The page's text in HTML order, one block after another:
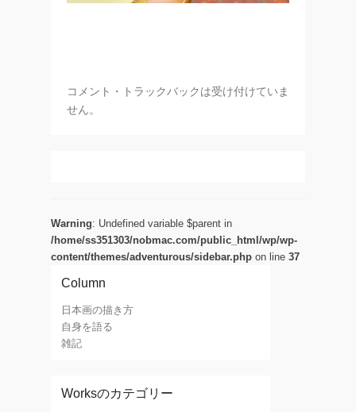
コメント・トラックバックは受け付けていま
せん。
Warning: Undefined variable $parent in
/home/ss351303/nobmac.com/public_html/wp/wp-
content/themes/adventurous/sidebar.php on line 37
Column
日本画の描き方
自身を語る
雑記
Worksのカテゴリー